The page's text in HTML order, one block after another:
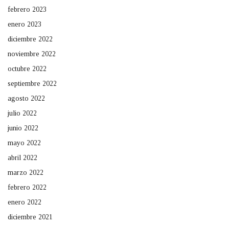
febrero 2023
enero 2023
diciembre 2022
noviembre 2022
octubre 2022
septiembre 2022
agosto 2022
julio 2022
junio 2022
mayo 2022
abril 2022
marzo 2022
febrero 2022
enero 2022
diciembre 2021